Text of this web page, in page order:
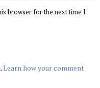
browser for the next time I
Learn how your comment